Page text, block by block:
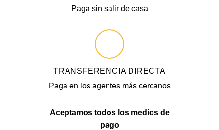
Paga sin salir de casa
TRANSFERENCIA DIRECTA
Paga en los agentes más cercanos
Aceptamos todos los medios de
pago